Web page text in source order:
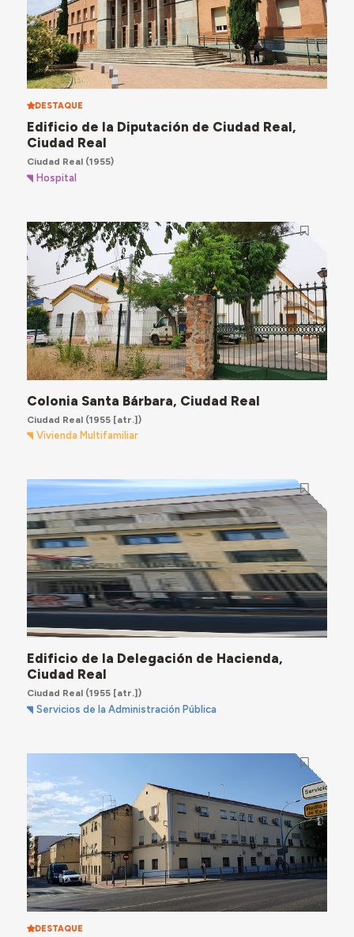
DESTAQUE
Edificio de la Diputación de Ciudad Real,
Ciudad Real
Ciudad Real(1955)
Hospital
Colonia Santa Bárbara, Ciudad Real
Ciudad Real(1955 [atr.])
Vivienda Multifamiliar
Edificio de la Delegación de Hacienda,
Ciudad Real
Ciudad Real(1955 [atr.])
Servicios de la Administración Pública
DESTAQUE